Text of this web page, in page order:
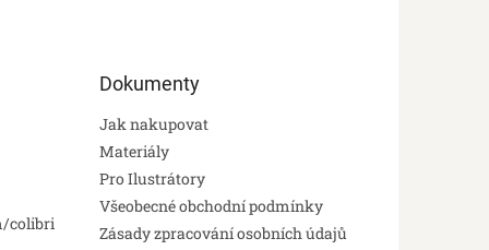
colibri
Dokumenty
Jak nakupovat
Materiály
Pro Ilustrátory
Všeobecné obchodní podmínky
Zásady zpracování osobních údajů